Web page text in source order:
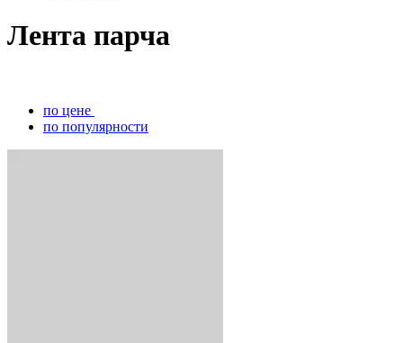
Лента парча
по цене
по популярности